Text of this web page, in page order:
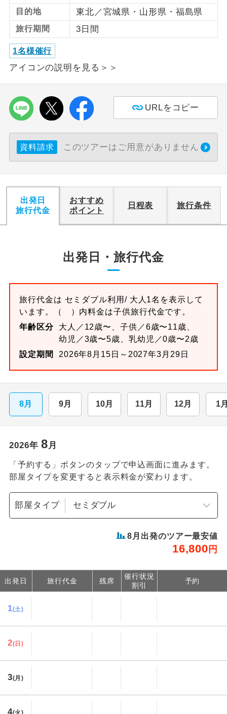
目的地 東北／宮城県・山形県・福島県
旅行期間 3日間
1名様催行
アイコンの説明を見る＞＞
URLをコピー
資料請求 このツアーはご用意がありません
出発日
旅行代金
おすすめ
ポイント
日程表 旅行条件
出発日・旅行代金
旅行代金は セミダブル利用/ 大人1名を表示して
います。
（ ）内料金は子供旅行代金です。
年齢区分
大人／12歳〜、子供／6歳〜11歳、
幼児／3歳〜5歳、乳幼児／0歳〜2歳
設定期間
2026年8月15日～2027年3月29日
8月 9月 10月 11月 12月 1
2026年 8月
「予約する」ボタンのタップで申込画面に進みます。
部屋タイプを変更すると表示料金が変わります。
部屋タイプ
8 月出発のツアー最安値
16,800 円
出発日 旅行代金 残席
催行状況
割引
予約
1(土)
2(日)
3(月)
4
年齢制限あり
ご参加にあたり年齢に制限があるコース
です。
航空会社指定
画にとても便利です。
す。
おひとり様バ
おひとり様でバス席を2席利⽤できま